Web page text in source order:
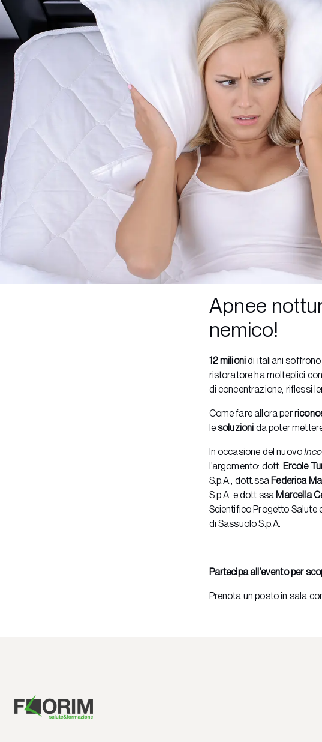
Apnee
nemico!
12 milionidi italiani
ristoratore ha molteplici
di concentrazione, riflessi
Come fare allora per
lesoluzioni da poter
In occasione del nuovo
l’argomento: dott. Ercole
S.p.A., dott.ssa Federica
S.p.A. e dott.ssa Marcella
Scientiﬁco Progetto Salute
di Sassuolo S.p.A.
Partecipa all’evento per
Prenota un posto in sala